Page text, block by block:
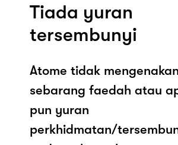
Tiada yuran
tersembunyi
Atome tidak mengenakan
sebarang faedah atau
pun yuran
perkhidmatan/